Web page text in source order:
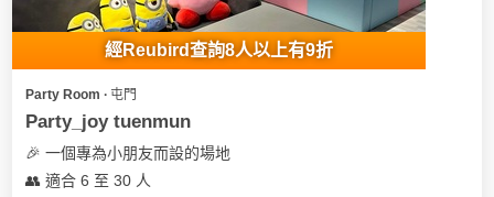
場
拖
業/
公
司
活
需
軟
時
間
經Reubird查詢8人以上有9折
Party Room ∙ 屯門
Party_joy tuenmun
🎉 一個專為小朋友而設的場地
👥 適合 6 至 30 人